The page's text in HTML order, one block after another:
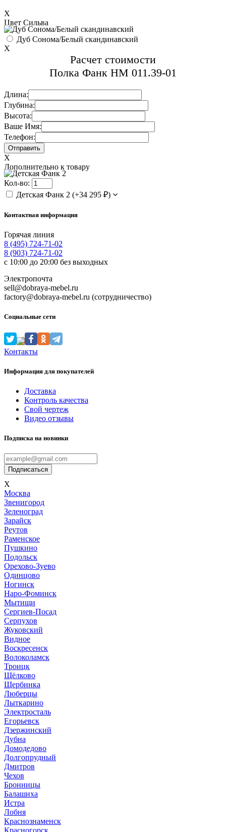
X
Цвет Сильва
Дуб Сонома/Белый скандинавский
X
Расчет стоимости
Полка Фанк НМ 011.39-01
Длина:
Глубина:
Высота:
Ваше Имя:
Телефон:
X
Дополнительно к товару
Кол-во:
Детская Фанк 2 (+34 295 ₽)
Контактная информация
Горячая линия
8 (495) 724-71-02
8 (903) 724-71-02
с 10:00 до 20:00 без выходных
Электропочта
sell@dobraya-mebel.ru
factory@dobraya-mebel.ru (сотрудничество)
Социальные сети
Контакты
Информация для покупателей
Доставка
Контроль качества
Свой чертеж
Видео отзывы
Подписка на новинки
Подписаться
X
Мoсква
Звенигород
Зеленоград
Зарайск
Реутов
Раменское
Пушкино
Подольск
Орехово-Зуево
Одинцово
Ногинск
Наро-Фоминск
Мытищи
Сергиев-Посад
Серпухов
Жуковский
Видное
Воскресенск
Волоколамск
Троицк
Щёлково
Щербинка
Люберцы
Лыткарино
Электросталь
Егорьевск
Дзержинский
Дубна
Домодедово
Долгопрудный
Дмитров
Чехов
Бронницы
Балашиха
Истра
Лобня
Краснознаменск